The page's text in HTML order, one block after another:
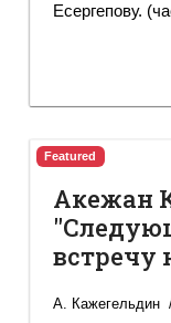
Есергепову.
Featured
Акежан
встречу
А. Кажегельдин